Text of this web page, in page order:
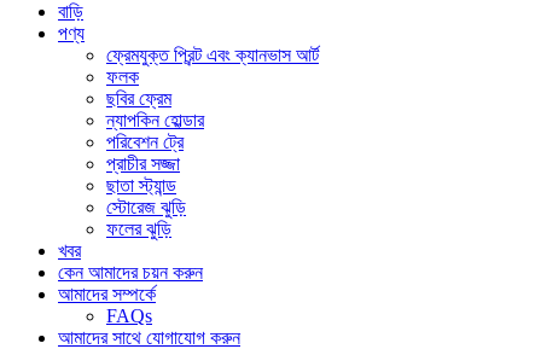
বাড়ি
পণ্য
ফ্রেমযুক্ত প্রিন্ট এবং ক্যানভাস আর্ট
ফলক
ছবির ফ্রেম
ন্যাপকিন হোল্ডার
পরিবেশন ট্রে
প্রাচীর সজ্জা
ছাতা স্ট্যান্ড
স্টোরেজ ঝুড়ি
ফলের ঝুড়ি
খবর
কেন আমাদের চয়ন করুন
আমাদের সম্পর্কে
FAQs
আমাদের সাথে যোগাযোগ করুন